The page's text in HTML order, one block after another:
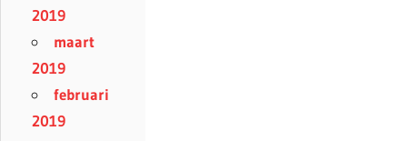
2019
maart
2019
februari
2019